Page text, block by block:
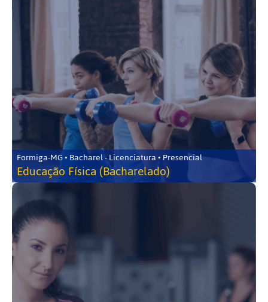
Formiga-MG • Bacharel - Licenciatura • Presencial
Educação Física (Bacharelado)